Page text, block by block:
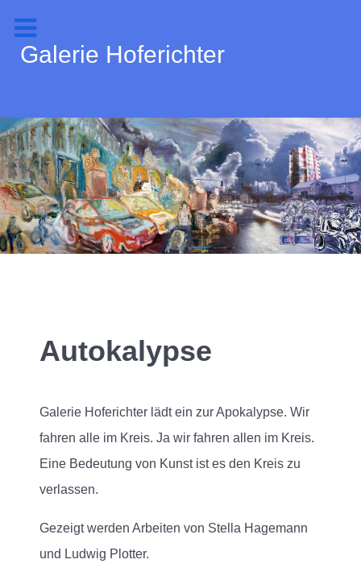
Galerie Hoferichter
Autokalypse
Galerie Hoferichter lädt ein zur Apokalypse. Wir
fahren alle im Kreis. Ja wir fahren allen im Kreis.
Eine Bedeutung von Kunst ist es den Kreis zu
verlassen.
Gezeigt werden Arbeiten von Stella Hagemann
und Ludwig Plotter.